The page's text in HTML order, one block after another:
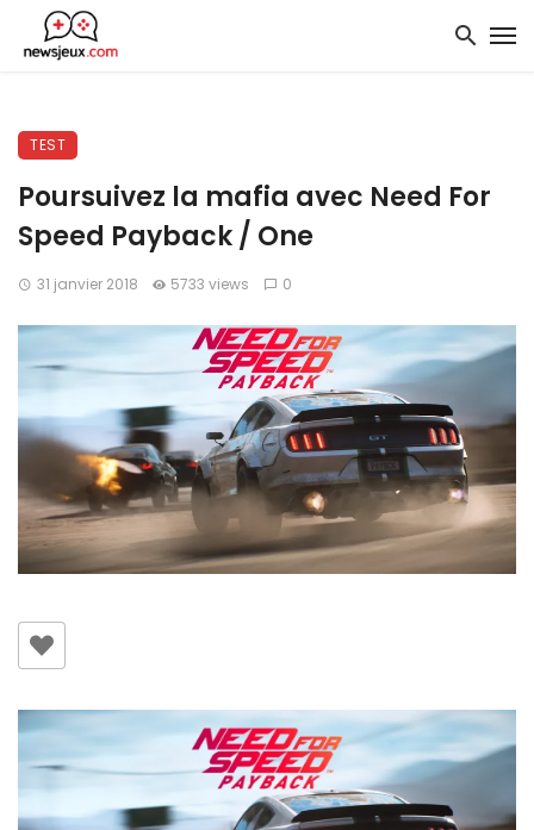
TEST
Poursuivez la mafia avec Need For
Speed Payback / One
31 janvier 2018 5733 views 0